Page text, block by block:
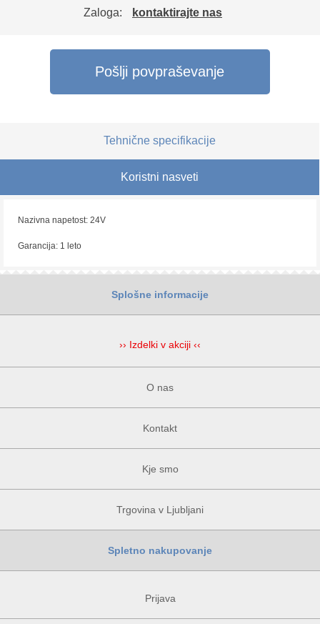
Zaloga: kontaktirajte nas
Pošlji povpraševanje
Tehnične specifikacije
Koristni nasveti
Nazivna napetost: 24V
Garancija: 1 leto
Splošne informacije
›› Izdelki v akciji ‹‹
O nas
Kontakt
Kje smo
Trgovina v Ljubljani
Spletno nakupovanje
Prijava